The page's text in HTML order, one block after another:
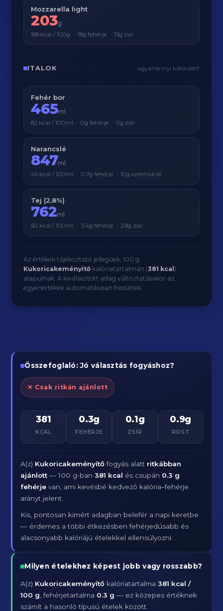
Mozzarella light
203g
188 kcal / 100g · 18g fehérje · 13g zsír
ITALOK ugyanannyi kalóriáért
Fehér bor
465ml
82 kcal / 100ml · 0g fehérje · 0g zsír
Narancslé
847ml
45 kcal / 100ml · 0.7g fehérje · 10g szénhidrát
Tej (2,8%)
762ml
50 kcal / 100ml · 3.4g fehérje · 2.8g zsír
Az értékek tájékoztató jellegűek, 100 g
Kukoricakeményítő kalóriatartalmán (381 kcal )
alapulnak. A kiválasztott adag változtatásakor az
egyenértékek automatikusan frissülnek.
Összefoglaló: Jó választás fogyáshoz?
✕ Csak ritkán ajánlott
381
KCAL
0.3g
FEHÉRJE
0.1g
ZSÍR
0.9g
ROST
A(z) Kukoricakeményítőfogyás alatt ritkábban
ajánlott — 100 g-ban381 kcal és csupán 0.3 g
fehérje van, ami kevésbé kedvező kalória–fehérje
arányt jelent.
Kis, pontosan kimért adagban belefér a napi keretbe
— érdemes a többi étkezésben fehérjedúsabb és
alacsonyabb kalóriájú ételekkel ellensúlyozni.
Milyen ételekhez képest jobb vagy rosszabb?
A(z) Kukoricakeményítő kalóriatartalma381 kcal /
100 g , fehérjetartalma 0.3 g — ez közepes értéknek
számít a hasonló típusú ételek között.